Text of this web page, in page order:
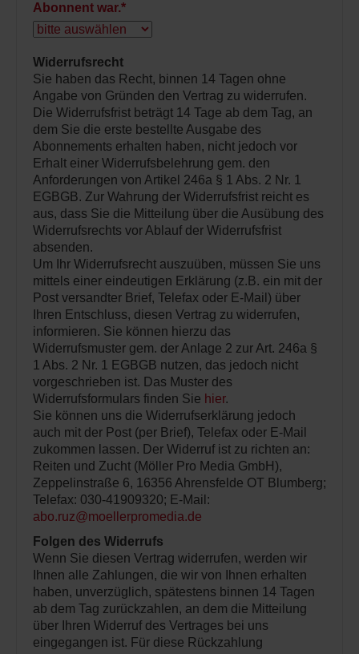
Abonnent war.*
Widerrufsrecht
Sie haben das Recht, binnen 14 Tagen ohne
Angabe von Gründen den Vertrag zu widerrufen.
Die Widerrufsfrist beträgt 14 Tage ab dem Tag, an
dem Sie die erste bestellte Ausgabe des
Abonnements erhalten haben, nicht jedoch vor
Erhalt einer Widerrufsbelehrung gem. den
Anforderungen von Artikel 246a § 1 Abs. 2 Nr. 1
EGBGB. Zur Wahrung der Widerrufsfrist reicht es
aus, dass Sie die Mitteilung über die Ausübung des
Widerrufsrechts vor Ablauf der Widerrufsfrist
absenden.
Um Ihr Widerrufsrecht auszuüben, müssen Sie uns
mittels einer eindeutigen Erklärung (z.B. ein mit der
Post versandter Brief, Telefax oder E-Mail) über
Ihren Entschluss, diesen Vertrag zu widerrufen,
informieren. Sie können hierzu das
Widerrufsmuster gem. der Anlage 2 zur Art. 246a §
1 Abs. 2 Nr. 1 EGBGB nutzen, das jedoch nicht
vorgeschrieben ist. Das Muster des
Widerrufsformulars finden Sie hier.
Sie können uns die Widerrufserklärung jedoch
auch mit der Post (per Brief), Telefax oder E-Mail
zukommen lassen. Der Widerruf ist zu richten an:
Reiten und Zucht (Möller Pro Media GmbH),
Zeppelinstraße 6, 16356 Ahrensfelde OT Blumberg;
Telefax: 030-41909320; E-Mail:
abo.ruz@moellerpromedia.de
Folgen des Widerrufs
Wenn Sie diesen Vertrag widerrufen, werden wir
Ihnen alle Zahlungen, die wir von Ihnen erhalten
haben, unverzüglich, spätestens binnen 14 Tagen
ab dem Tag zurückzahlen, an dem die Mitteilung
über Ihren Widerruf des Vertrages bei uns
eingegangen ist. Für diese Rückzahlung